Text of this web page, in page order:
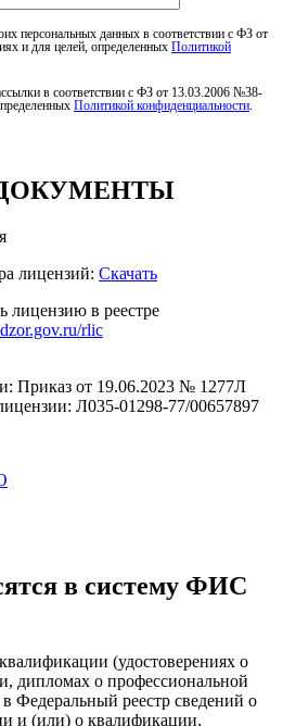
персональных данных в соответствии с ФЗ от
и для целей, определенных Политикой
в соответствии с ФЗ от 13.03.2006 №38-
Политикой конфиденциальности.
лицензий: Скачать
лицензию в реестре
rlic
Приказ от 19.06.2023 № 1277Л
Л035-01298-77/00657897
в систему ФИС
(удостоверениях о
дипломах о профессиональной
в Федеральный реестр сведений о
и (или) о квалификации,